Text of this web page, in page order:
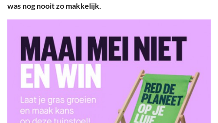
Plaats bericht
was nog nooit zo makkelijk.